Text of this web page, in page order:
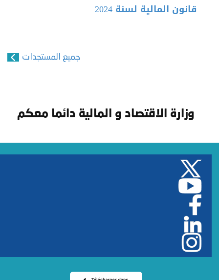
قانون المالية لسنة 2024
جميع المستجدات
وزارة الاقتصاد و المالية دائما معكم